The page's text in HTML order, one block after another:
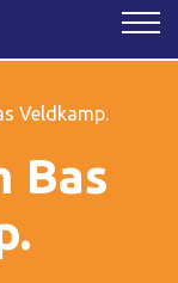
Veldkamp.
Bas